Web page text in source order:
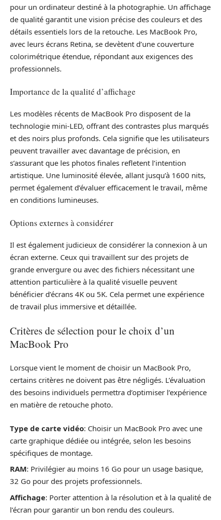
pour un ordinateur destiné à la photographie. Un affichage
de qualité garantit une vision précise des couleurs et des
détails essentiels lors de la retouche. Les MacBook Pro,
avec leurs écrans Retina, se devètent d’une couverture
colorimétrique étendue, répondant aux exigences des
professionnels.
Importance de la qualité d’affichage
Les modèles récents de MacBook Pro disposent de la
technologie mini-LED, offrant des contrastes plus marqués
et des noirs plus profonds. Cela signifie que les utilisateurs
peuvent travailler avec davantage de précision, en
s’assurant que les photos finales refletent l’intention
artistique. Une luminosité élevée, allant jusqu’à 1600 nits,
permet également d’évaluer efficacement le travail, même
en conditions lumineuses.
Options externes à considérer
Il est également judicieux de considérer la connexion à un
écran externe. Ceux qui travaillent sur des projets de
grande envergure ou avec des fichiers nécessitant une
attention particulière à la qualité visuelle peuvent
bénéficier d’écrans 4K ou 5K. Cela permet une expérience
de travail plus immersive et détaillée.
Critères de sélection pour le choix d’un
MacBook Pro
Lorsque vient le moment de choisir un MacBook Pro,
certains critères ne doivent pas être négligés. L’évaluation
des besoins individuels permettra d’optimiser l’expérience
en matière de retouche photo.
Type de carte vidéo: Choisir un MacBook Pro avec une
carte graphique dédiée ou intégrée, selon les besoins
spécifiques de montage.
RAM: Privilégier au moins 16 Go pour un usage basique,
32 Go pour des projets professionnels.
Affichage: Porter attention à la résolution et à la qualité de
l’écran pour garantir un bon rendu des couleurs.